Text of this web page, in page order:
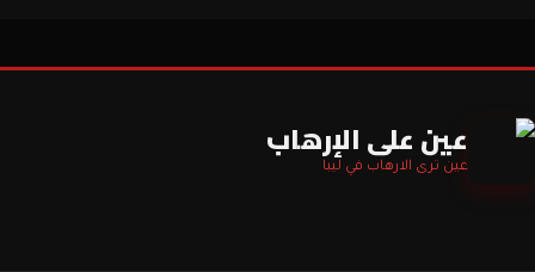
عين على الإرهاب
عين ترى الارهاب في ليبا